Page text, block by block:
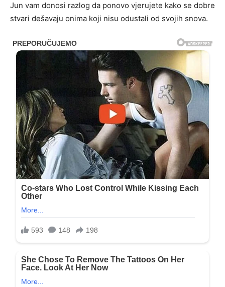
Jun vam donosi razlog da ponovo vjerujete kako se dobre
stvari dešavaju onima koji nisu odustali od svojih snova.